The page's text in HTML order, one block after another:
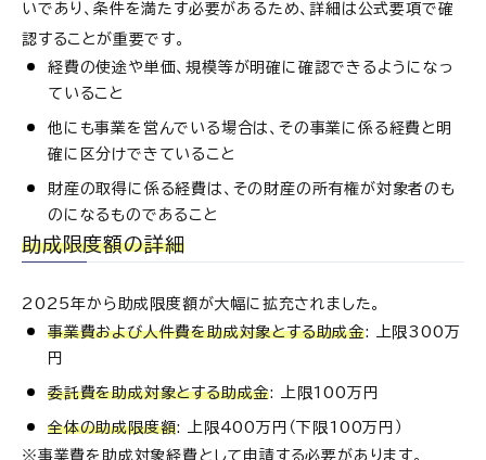
いであり、条件を満たす必要があるため、詳細は公式要項で確
認することが重要です。
経費の使途や単価、規模等が明確に確認できるようになっ
ていること
他にも事業を営んでいる場合は、その事業に係る経費と明
確に区分けできていること
財産の取得に係る経費は、その財産の所有権が対象者のも
のになるものであること
助成限度額の詳細
2025年から助成限度額が大幅に拡充されました。
事業費および人件費を助成対象とする助成金: 上限300万
円
委託費を助成対象とする助成金: 上限100万円
全体の助成限度額: 上限400万円（下限100万円）
※事業費を助成対象経費として申請する必要があります。